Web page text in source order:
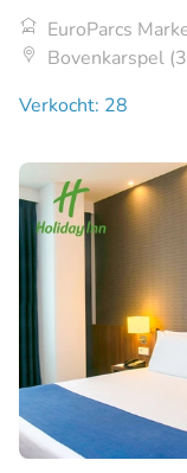
EuroParcs
Bovenkarspel
Verkocht: 28